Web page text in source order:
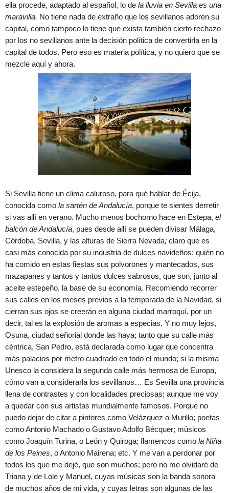
ella procede, adaptado al español, lo de la lluvia en Sevilla es una
maravilla. No tiene nada de extraño que los sevillanos adoren su
capital, como tampoco lo tiene que exista también cierto rechazo
por los no sevillanos ante la decisión política de convertirla en la
capital de todos. Pero eso es materia política, y no quiero que se
mezcle aquí y ahora.
Si Sevilla tiene un clima caluroso, para qué hablar de Écija,
conocida como la sartén de Andalucía, porque te sientes derretir
si vas allí en verano. Mucho menos bochorno hace en Estepa, el
balcón de Andalucía, pues desde allí se pueden divisar Málaga,
Córdoba, Sevilla, y las alturas de Sierra Nevada; claro que es
casi más conocida por su industria de dulces navideños: quién no
ha comido en estas fiestas sus polvorones y mantecados, sus
mazapanes y tantos y tantos dulces sabrosos, que son, junto al
aceite estepeño, la base de su economía. Recomiendo recorrer
sus calles en los meses previos a la temporada de la Navidad, si
cierran sus ojos se creerán en alguna ciudad marroquí, por un
decir, tal es la explosión de aromas a especias. Y no muy lejos,
Osuna, ciudad señorial donde las haya; tanto que su calle más
céntrica, San Pedro, está declarada como lugar que concentra
más palacios por metro cuadrado en todo el mundo; si la misma
Unesco la considera la segunda calle más hermosa de Europa,
cómo van a considerarla los sevillanos… Es Sevilla una provincia
llena de contrastes y con localidades preciosas; aunque me voy
a quedar con sus artistas mundialmente famosos. Porque no
puedo dejar de citar a pintores como Velázquez o Murillo; poetas
como Antonio Machado o Gustavo Adolfo Bécquer; músicos
como Joaquín Turina, o León y Quiroga; flamencos como la Niña
de los Peines, o Antonio Mairena; etc. Y me van a perdonar por
todos los que me dejé, que son muchos; pero no me olvidaré de
Triana y de Lole y Manuel, cuyas músicas son la banda sonora
de muchos años de mi vida, y cuyas letras son algunas de las